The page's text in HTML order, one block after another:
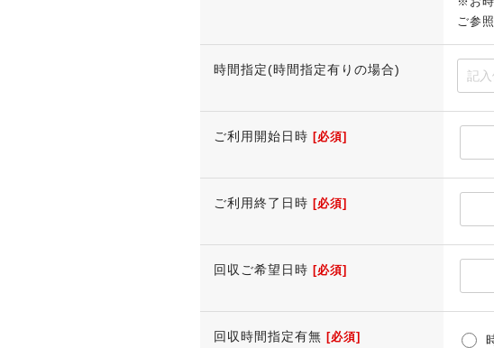
ご参
時間指定(時間指定有りの場合)
ご利用開始日時 [必須]
ご利用終了日時 [必須]
回収ご希望日時 [必須]
回収時間指定有無 [必須]